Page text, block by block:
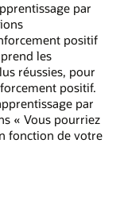
par
positif
les
réussies, pour
positif.
par
« Vous pourriez
fonction de votre